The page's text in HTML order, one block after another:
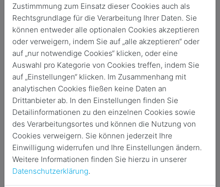
Login
Keine Zugangsdaten?
Login
Jetzt Mitglied werden
Zustimmmung zum Einsatz dieser Cookies auch als
Rechtsgrundlage für die Verarbeitung Ihrer Daten. Sie
können entweder alle optionalen Cookies akzeptieren
oder verweigern, indem Sie auf „alle akzeptieren“ oder
auf „nur notwendige Cookies“ klicken, oder eine
Auswahl pro Kategorie von Cookies treffen, indem Sie
auf „Einstellungen“ klicken. Im Zusammenhang mit
analytischen Cookies fließen keine Daten an
Drittanbieter ab. In den Einstellungen finden Sie
Detailinformationen zu den einzelnen Cookies sowie
des Verarbeitungsortes und können die Nutzung von
Cookies verweigern. Sie können jederzeit Ihre
Einwilligung widerrufen und Ihre Einstellungen ändern.
Weitere Informationen finden Sie hierzu in unserer
Datenschutzerklärung.